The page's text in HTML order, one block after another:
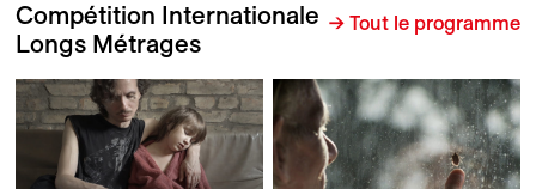
Compétition Internationale
Longs Métrages
→ Tout le programme